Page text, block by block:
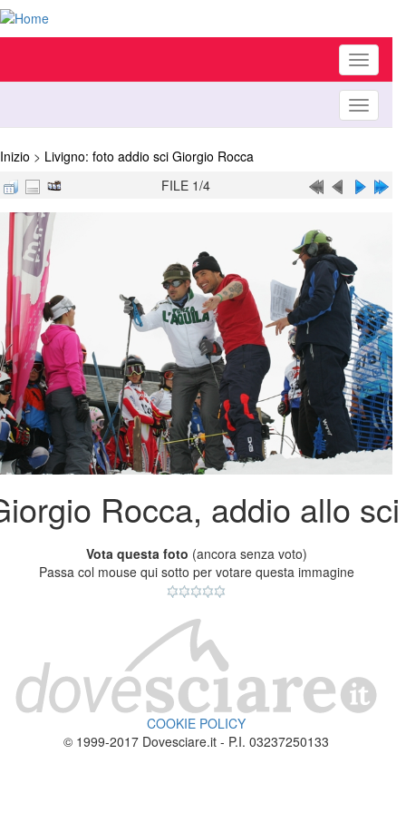
Toggle
Toggle
Inizio > Livigno: foto addio sci Giorgio Rocca
FILE 1/4
Rocca, addio allo sci
Vota questa foto (ancora senza voto)
Passa col mouse qui sotto per votare questa immagine
COOKIE POLICY
© 1999-2017 Dovesciare.it - P.I. 03237250133